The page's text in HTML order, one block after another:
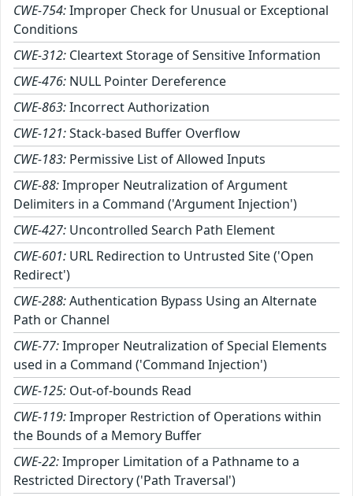
CWE-754:Improper Check for Unusual or Exceptional
Conditions
CWE-312: Cleartext Storage of Sensitive Information
CWE-476: NULL Pointer Dereference
CWE-863:Incorrect Authorization
CWE-121:Stack-based Buffer Overflow
CWE-183: Permissive List of Allowed Inputs
CWE-88:Improper Neutralization of Argument
Delimiters in a Command ('Argument Injection')
CWE-427: Uncontrolled Search Path Element
CWE-601: URL Redirection to Untrusted Site ('Open
Redirect')
CWE-288:Authentication Bypass Using an Alternate
Path or Channel
CWE-77:Improper Neutralization of Special Elements
used in a Command ('Command Injection')
CWE-125: Out-of-bounds Read
CWE-119:Improper Restriction of Operations within
the Bounds of a Memory Buffer
CWE-22:Improper Limitation of a Pathname to a
Restricted Directory ('Path Traversal')